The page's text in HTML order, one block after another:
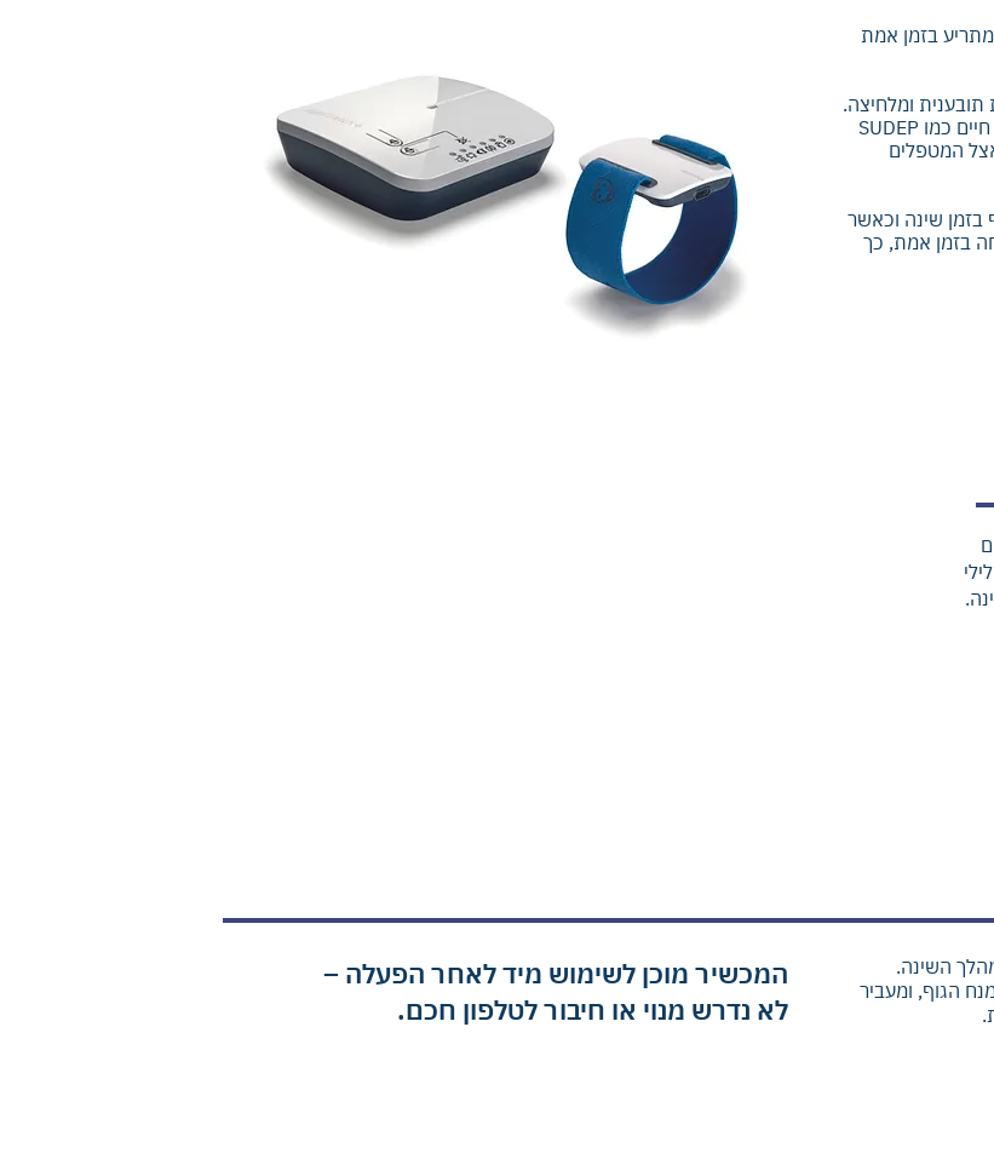
בזמן אמת
ומלחיצה.
התקפים בלילה עלולים לגרום לפגיעות, מצבים מסכני חיים כמו SUDEP
המטפלים
בזמן שינה וכאשר
בזמן אמת, כך
המכשיר מוכן לשימוש מיד לאחר הפעלה –
לא נדרש מנוי או חיבור לטלפון חכם.
השינה.
הגוף, ומעביר